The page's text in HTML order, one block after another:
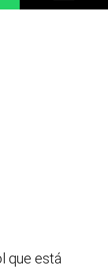
que está